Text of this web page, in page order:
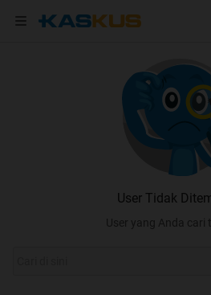
User Tidak
User yang Anda cari